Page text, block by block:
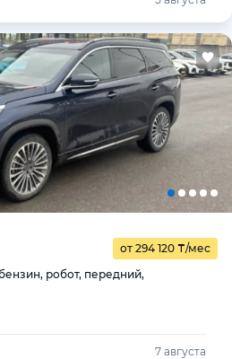
от 294 120 ₸/мес
робот, передний,
7 августа